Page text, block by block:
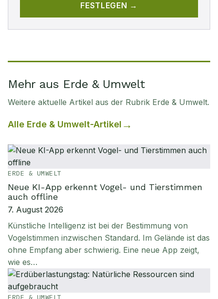
FESTLEGEN →
Mehr aus Erde & Umwelt
Weitere aktuelle Artikel aus der Rubrik Erde & Umwelt.
Alle Erde & Umwelt-Artikel
ERDE & UMWELT
Neue KI-App erkennt Vogel- und Tierstimmen
auch offline
7. August 2026
Künstliche Intelligenz ist bei der Bestimmung von
Vogelstimmen inzwischen Standard. Im Gelände ist das
ohne Empfang aber schwierig. Eine neue App zeigt,
wie es…
ERDE & UMWELT